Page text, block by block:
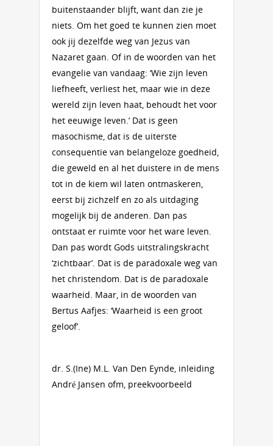
buitenstaander blijft, want dan zie je
niets. Om het goed te kunnen zien moet
ook jij dezelfde weg van Jezus van
Nazaret gaan. Of in de woorden van het
evangelie van vandaag: ‘Wie zijn leven
liefheeft, verliest het, maar wie in deze
wereld zijn leven haat, behoudt het voor
het eeuwige leven.’ Dat is geen
masochisme, dat is de uiterste
consequentie van belangeloze goedheid,
die geweld en al het duistere in de mens
tot in de kiem wil laten ontmaskeren,
eerst bij zichzelf en zo als uitdaging
mogelijk bij de anderen. Dan pas
ontstaat er ruimte voor het ware leven.
Dan pas wordt Gods uitstralingskracht
‘zichtbaar’. Dat is de paradoxale weg van
het christendom. Dat is de paradoxale
waarheid. Maar, in de woorden van
Bertus Aafjes: ‘Waarheid is een groot
geloof’.
dr. S.(Ine) M.L. Van Den Eynde, inleiding
André Jansen ofm, preekvoorbeeld